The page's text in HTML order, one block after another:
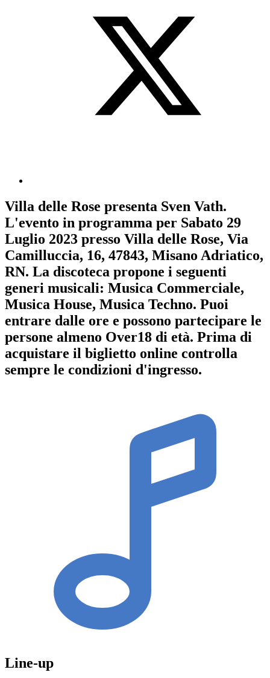
Villa delle Rose presenta Sven Vath.
L'evento in programma per Sabato 29
Luglio 2023 presso Villa delle Rose, Via
Camilluccia, 16, 47843, Misano Adriatico,
RN. La discoteca propone i seguenti
generi musicali: Musica Commerciale,
Musica House, Musica Techno. Puoi
entrare dalle ore e possono partecipare le
persone almeno Over18 di età. Prima di
acquistare il biglietto online controlla
sempre le condizioni d'ingresso.
Line-up